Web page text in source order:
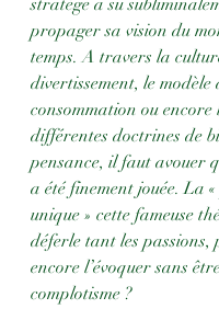
propager sa vision du
temps. A travers la
divertissement, le modèle
consommation ou encore
différentes doctrines de
pensance, il faut avouer
a été finement jouée. La «
unique » cette fameuse
déferle tant les passions,
encore l’évoquer sans
complotisme ?